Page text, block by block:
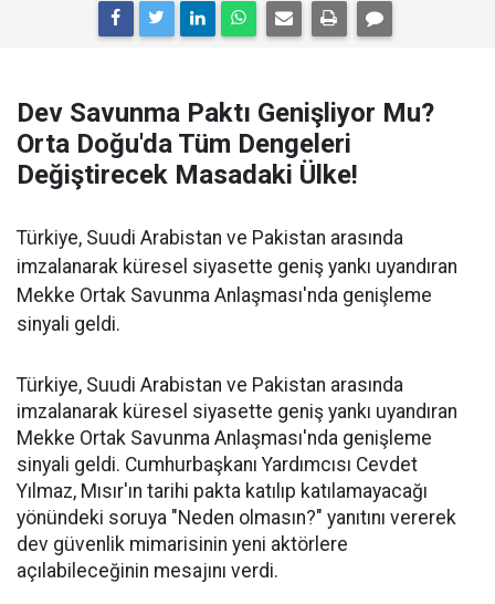
Dev Savunma Paktı Genişliyor Mu?
Orta Doğu'da Tüm Dengeleri
Değiştirecek Masadaki Ülke!
Türkiye, Suudi Arabistan ve Pakistan arasında
imzalanarak küresel siyasette geniş yankı uyandıran
Mekke Ortak Savunma Anlaşması'nda genişleme
sinyali geldi.
Türkiye, Suudi Arabistan ve Pakistan arasında
imzalanarak küresel siyasette geniş yankı uyandıran
Mekke Ortak Savunma Anlaşması'nda genişleme
sinyali geldi. Cumhurbaşkanı Yardımcısı Cevdet
Yılmaz, Mısır'ın tarihi pakta katılıp katılamayacağı
yönündeki soruya "Neden olmasın?" yanıtını vererek
dev güvenlik mimarisinin yeni aktörlere
açılabileceğinin mesajını verdi.